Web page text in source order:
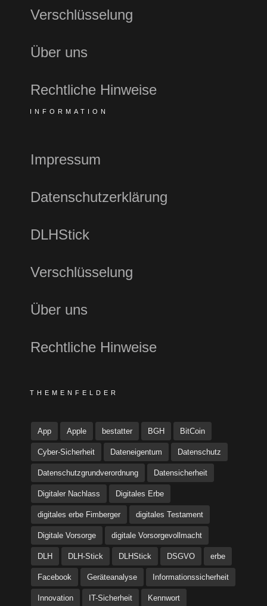
Verschlüsselung
Über uns
Rechtliche Hinweise
INFORMATION
Impressum
Datenschutzerklärung
DLHStick
Verschlüsselung
Über uns
Rechtliche Hinweise
THEMENFELDER
App Apple bestatter BGH BitCoin
Cyber-Sicherheit Dateneigentum Datenschutz
Datenschutzgrundverordnung Datensicherheit
Digitaler Nachlass Digitales Erbe
digitales erbe Fimberger digitales Testament
Digitale Vorsorge digitale Vorsorgevollmacht
DLH DLH-Stick DLHStick DSGVO erbe
Facebook Geräteanalyse Informationssicherheit
Innovation IT-Sicherheit Kennwort